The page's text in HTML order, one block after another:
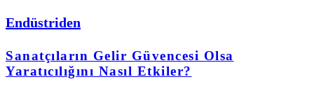
Endüstriden
Sanatçıların Gelir Güvencesi Olsa
Yaratıcılığını Nasıl Etkiler?